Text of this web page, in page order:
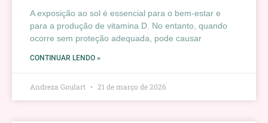
A exposição ao sol é essencial para o bem-estar e
para a produção de vitamina D. No entanto, quando
ocorre sem proteção adequada, pode causar
CONTINUAR LENDO »
Andreza Goulart 21 de março de 2026